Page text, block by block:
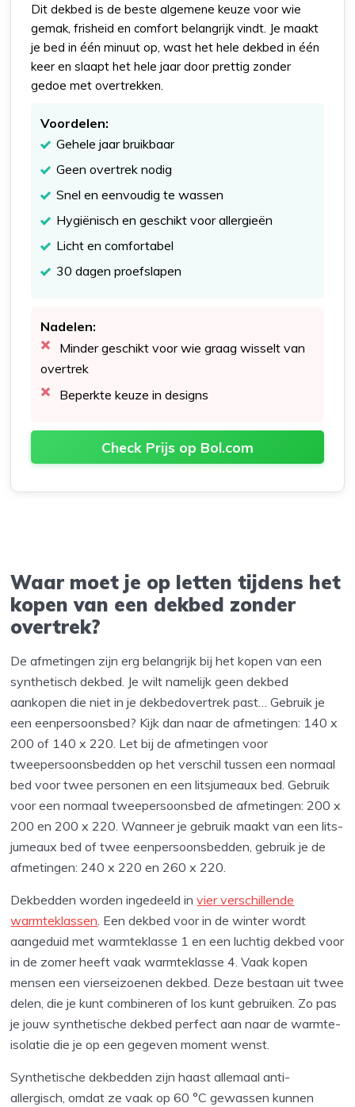
Dit dekbed is de beste algemene keuze voor wie
gemak, frisheid en comfort belangrijk vindt. Je maakt
je bed in één minuut op, wast het hele dekbed in één
keer en slaapt het hele jaar door prettig zonder
gedoe met overtrekken.
Voordelen:
Gehele jaar bruikbaar
Geen overtrek nodig
Snel en eenvoudig te wassen
Hygiënisch en geschikt voor allergieën
Licht en comfortabel
30 dagen proefslapen
Nadelen:
Minder geschikt voor wie graag wisselt van
overtrek
Beperkte keuze in designs
Check Prijs op Bol.com
Waar moet je op letten tijdens het
kopen van een dekbed zonder
overtrek?
De afmetingen zijn erg belangrijk bij het kopen van een
synthetisch dekbed. Je wilt namelijk geen dekbed
aankopen die niet in je dekbedovertrek past… Gebruik je
een eenpersoonsbed? Kijk dan naar de afmetingen: 140 x
200 of 140 x 220. Let bij de afmetingen voor
tweepersoonsbedden op het verschil tussen een normaal
bed voor twee personen en een litsjumeaux bed. Gebruik
voor een normaal tweepersoonsbed de afmetingen: 200 x
200 en 200 x 220. Wanneer je gebruik maakt van een lits-
jumeaux bed of twee eenpersoonsbedden, gebruik je de
afmetingen: 240 x 220 en 260 x 220.
Dekbedden worden ingedeeld invier verschillende
warmteklassen. Een dekbed voor in de winter wordt
aangeduid met warmteklasse 1 en een luchtig dekbed voor
in de zomer heeft vaak warmteklasse 4. Vaak kopen
mensen een vierseizoenen dekbed. Deze bestaan uit twee
delen, die je kunt combineren of los kunt gebruiken. Zo pas
je jouw synthetische dekbed perfect aan naar de warmte-
isolatie die je op een gegeven moment wenst.
Synthetische dekbedden zijn haast allemaal anti-
allergisch, omdat ze vaak op 60 °C gewassen kunnen